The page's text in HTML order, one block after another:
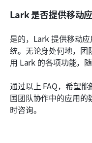
Lark 是否提供移动应
是的，Lark 提供移动
统。无论身处何地，团
用 Lark 的各项功能，
通过以上 FAQ，希望
国团队协作中的应用
时咨询。